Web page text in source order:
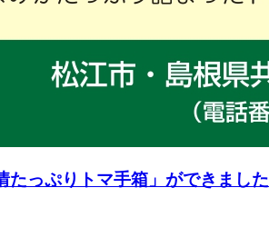
たっぷりトマ手箱」ができました